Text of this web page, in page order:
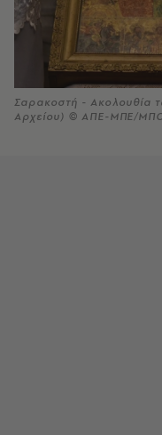
Σαρακοστή - Ακολουθία
Αρχείου) © ΑΠΕ-ΜΠΕ/